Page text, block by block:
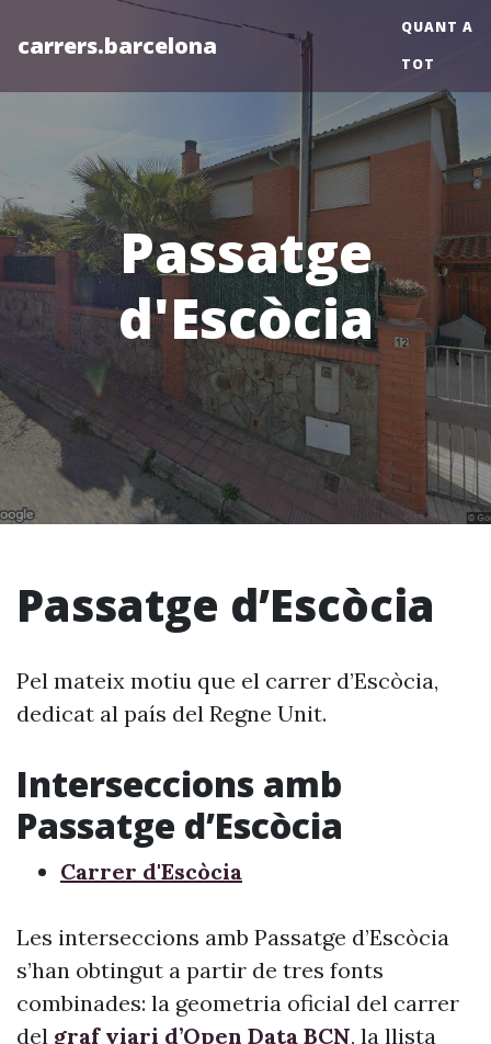
carrers.barcelona
QUANT A
TOT
Passatge
d'Escòcia
Passatge d’Escòcia
Pel mateix motiu que el carrer d’Escòcia,
dedicat al país del Regne Unit.
Interseccions amb
Passatge d’Escòcia
Carrer d'Escòcia
Les interseccions amb Passatge d’Escòcia
s’han obtingut a partir de tres fonts
combinades: la geometria oficial del carrer
del graf viari d’Open Data BCN, la llista